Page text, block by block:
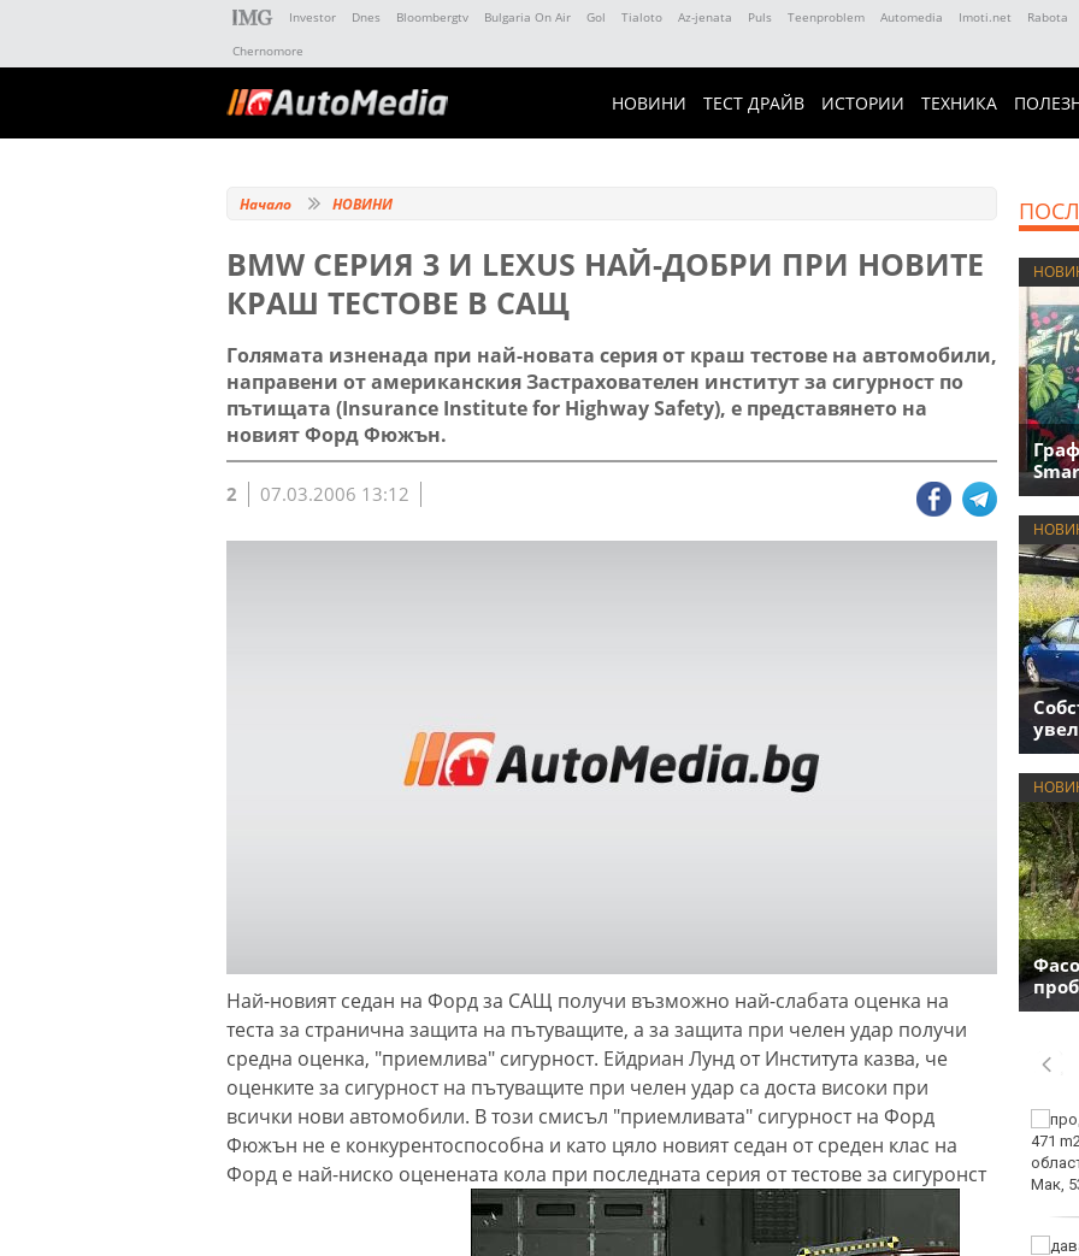
Investor Dnes Bloombergtv Bulgaria On Air Gol Tialoto Az-jenata Puls Teenproblem Automedia Imoti.net Rabota
Chernomore
НОВИНИ ТЕСТ ДРАЙВ ИСТОРИИ ТЕХНИКА
Начало НОВИНИ
BMW СЕРИЯ 3 И LEXUS НАЙ-ДОБРИ ПРИ НОВИТЕ
КРАШ ТЕСТОВЕ В САЩ
Голямата изненада при най-новата серия от краш тестове на автомобили,
направени от американския Застрахователен институт за сигурност по
пътищата (Insurance Institute for Highway Safety), е представянето на
новият Форд Фюжън.
2 07.03.2006 13:12
Най-новият седан на Форд за САЩ получи възможно най-слабата оценка на
теста за странична защита на пътуващите, а за защита при челен удар получи
средна оценка, "приемлива" сигурност. Ейдриан Лунд от Института казва, че
оценките за сигурност на пътуващите при челен удар са доста високи при
всички нови автомобили. В този смисъл "приемливата" сигурност на Форд
Фюжън не е конкурентоспособна и като цяло новият седан от среден клас на
Форд е най-ниско оценената кола при последната серия от тестове за сигуронст
Искат постоянно
задържане под стража
за петима младежи
след жестокия побой и
убийство в Пловдив
С огромен успех